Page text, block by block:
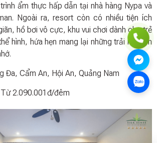
ẩm thực hấp dẫn tại nhà hàng Nypa và
Ngoài ra, resort còn có nhiều tiện ích
hồ bơi vô cực, khu vui chơi dành cho trẻ
hình, hứa hẹn mang lại những trải nghiệm
Đa, Cẩm An, Hội An, Quảng Nam
2.090.001đ/đêm